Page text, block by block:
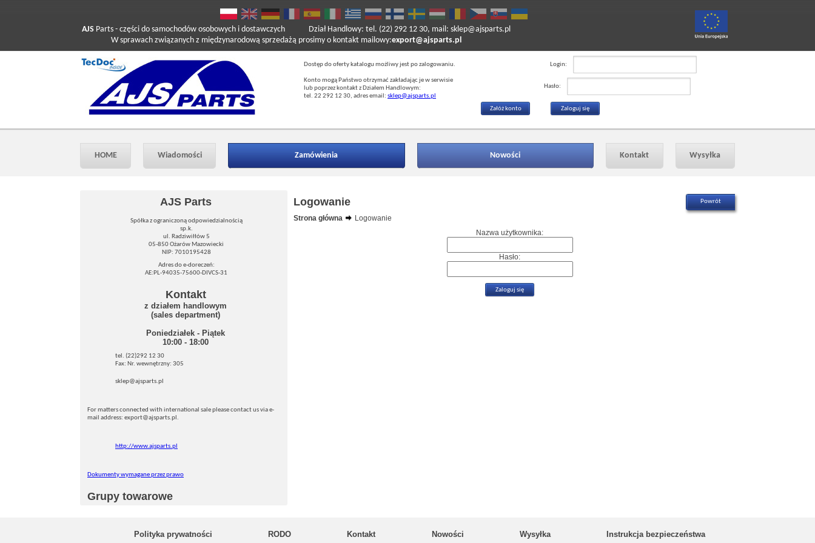
AJS Parts - części do samochodów osobowych i dostawczych
W sprawach związanych z międzynarodową sprzedażą prosimy o kontakt mailowy:export@ajsparts.pl
Dział Handlowy: tel. (22) 292 12 30, mail: sklep@ajsparts.pl
Dostęp do oferty katalogu możliwy jest po zalogowaniu.
Konto mogą Państwo otrzymać zakładając je w serwisie
lub poprzez kontakt z Działem Handlowym:
tel. 22 292 12 30, adres email: sklep@ajsparts.pl
Login:
Hasło:
Załóż konto
HOME Wiadomości Zamówienia Nowości Kontakt Wysyłka
AJS Parts
Spółka z ograniczoną odpowiedzialnością
sp.k.
ul. Radziwiłłów 5
05-850 Ożarów Mazowiecki
NIP: 7010195428
Adres do e-doreczeń:
AE:PL-94035-75600-DIVCS-31
Kontakt
z działem handlowym
(sales department)
Poniedziałek - Piątek
10:00 - 18:00
tel. (22)292 12 30
Fax: Nr. wewnętrzny: 305
sklep@ajsparts.pl
For matters connected with international sale please contact us via e-
mail address: export@ajsparts.pl.
http://www.ajsparts.pl
Dokumenty wymagane przez prawo
Grupy towarowe
Logowanie
Strona główna
Logowanie
Nazwa użytkownika:
Hasło:
Polityka prywatności RODO Kontakt Nowości Wysyłka Instrukcja bezpieczeństwa